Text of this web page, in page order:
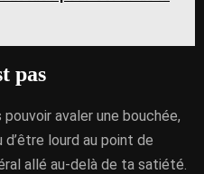
pas
avaler une bouchée,
lourd au point de
allé au-delà de ta satiété.